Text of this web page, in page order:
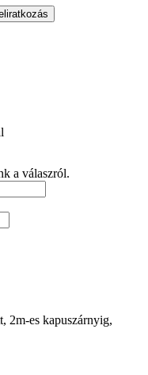
a válaszról.
2m-es kapuszárnyig,